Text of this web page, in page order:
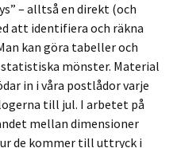
– alltså en direkt (och
att identifiera och räkna
kan göra tabeller och
mönster. Material
in i våra postlådor varje
till jul. I arbetet på
mellan dimensioner
de kommer till uttryck i